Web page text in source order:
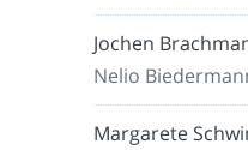
Jochen
Nelio
Margarete